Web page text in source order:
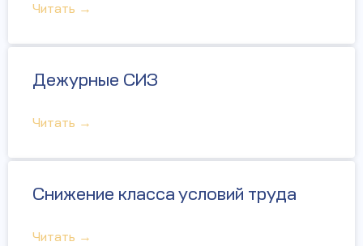
Читать →
Дежурные СИЗ
Читать →
Снижение класса условий труда
Читать →